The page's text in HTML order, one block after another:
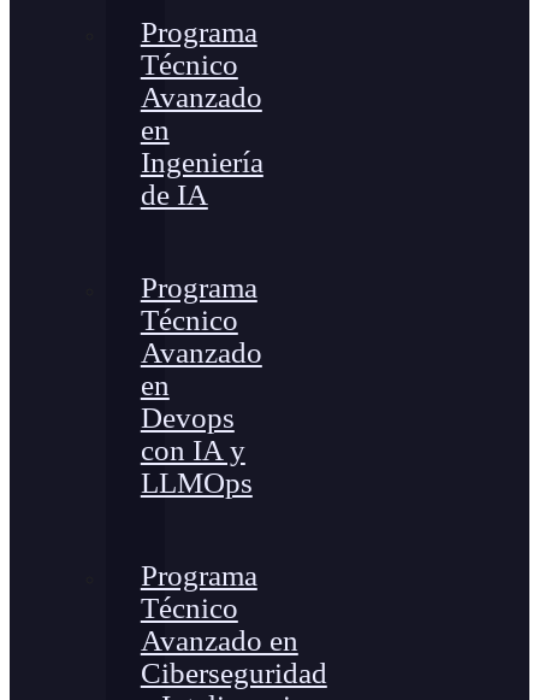
Programa
Técnico
Avanzado
en
Ingeniería
de IA
Programa
Técnico
Avanzado
en
Devops
con IA y
LLMOps
Programa
Técnico
Avanzado en
Ciberseguridad